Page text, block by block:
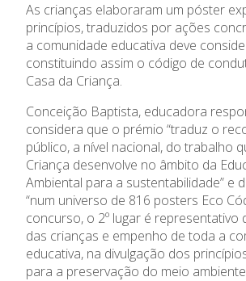
Admissão
Contactos
Notícias
As crianças elaboraram um póster
princípios, traduzidos por ações
a comunidade educativa deve
constituindo assim o código de
Casa da Criança.
Conceição Baptista, educadora
considera que o prémio “traduz o
público, a nível nacional, do trabalho
Criança desenvolve no âmbito da
Ambiental para a sustentabilidade” e
“num universo de 816 posters Eco
concurso, o 2º lugar é representativo
das crianças e empenho de toda a
educativa, na divulgação dos
para a preservação do meio